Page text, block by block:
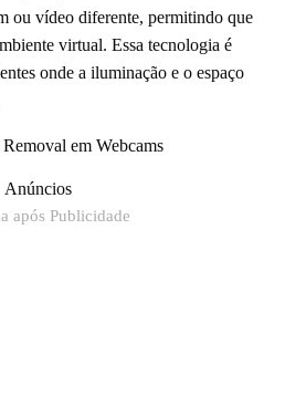
ou vídeo diferente, permitindo que
virtual. Essa tecnologia é
onde a iluminação e o espaço
em Webcams
Anúncios
após Publicidade